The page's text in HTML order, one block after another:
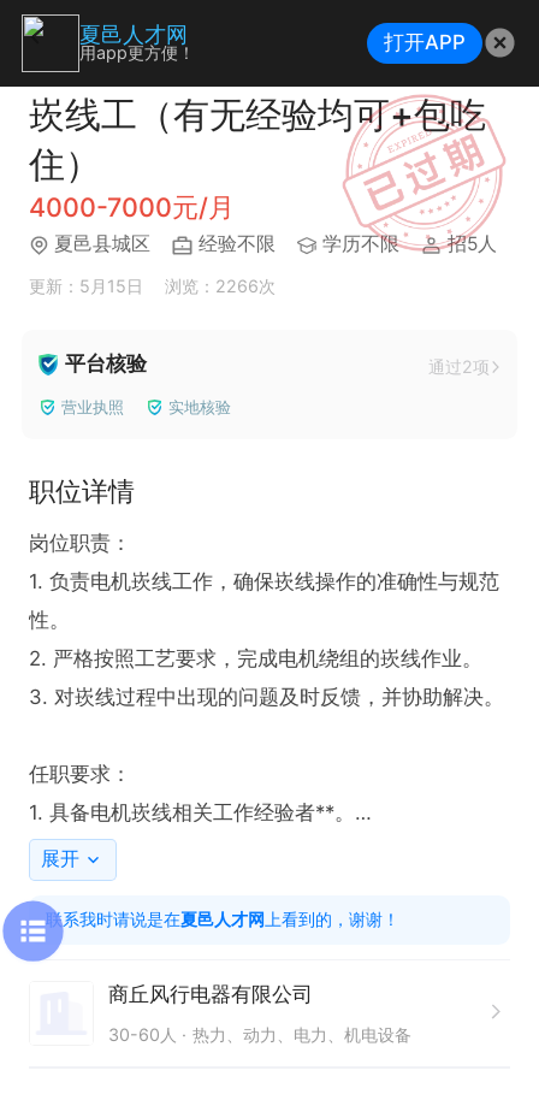
崁线工（有无经验均可+包吃
住）
4000-7000元/月
夏邑县城区 经验不限 学历不限 招5人
更新：5月15日 浏览：2266次
平台核验 通过2项
营业执照 实地核验
职位详情
岗位职责：
1. 负责电机崁线工作，确保崁线操作的准确性与规范
性。
2. 严格按照工艺要求，完成电机绕组的崁线作业。
3. 对崁线过程中出现的问题及时反馈，并协助解决。
任职要求：
1. 具备电机崁线相关工作经验者**。
2. 若缺乏经验，可享受免费培训机会。
工作福利：
提供包吃包住福利，解决您的生活后顾之忧。
展开
联系我时请说是在夏邑人才网 上看到的，谢谢！
商丘风行电器有限公司
30-60人 热力、动力、电力、机电设备
夏邑人才网
用app更方便！ 打开APP